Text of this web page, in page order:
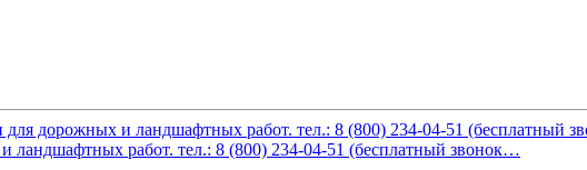
работ. тел.: 8 (800) 234-04-51 (бесплатный звонок…